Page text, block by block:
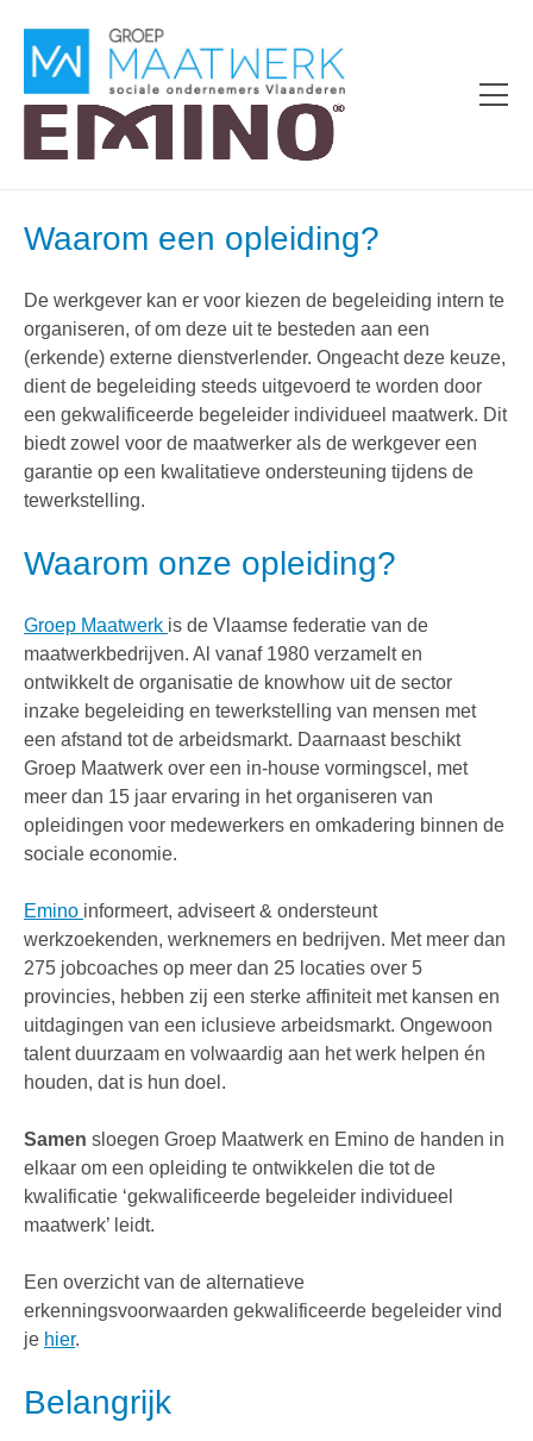
Waarom een opleiding?
De werkgever kan er voor kiezen de begeleiding intern te
organiseren, of om deze uit te besteden aan een
(erkende) externe dienstverlender. Ongeacht deze keuze,
dient de begeleiding steeds uitgevoerd te worden door
een gekwalificeerde begeleider individueel maatwerk. Dit
biedt zowel voor de maatwerker als de werkgever een
garantie op een kwalitatieve ondersteuning tijdens de
tewerkstelling.
Waarom onze opleiding?
Groep Maatwerk is de Vlaamse federatie van de
maatwerkbedrijven. Al vanaf 1980 verzamelt en
ontwikkelt de organisatie de knowhow uit de sector
inzake begeleiding en tewerkstelling van mensen met
een afstand tot de arbeidsmarkt. Daarnaast beschikt
Groep Maatwerk over een in-house vormingscel, met
meer dan 15 jaar ervaring in het organiseren van
opleidingen voor medewerkers en omkadering binnen de
sociale economie.
Emino informeert, adviseert & ondersteunt
werkzoekenden, werknemers en bedrijven. Met meer dan
275 jobcoaches op meer dan 25 locaties over 5
provincies, hebben zij een sterke affiniteit met kansen en
uitdagingen van een iclusieve arbeidsmarkt. Ongewoon
talent duurzaam en volwaardig aan het werk helpen én
houden, dat is hun doel.
Samen sloegen Groep Maatwerk en Emino de handen in
elkaar om een opleiding te ontwikkelen die tot de
kwalificatie ‘gekwalificeerde begeleider individueel
maatwerk’ leidt.
Een overzicht van de alternatieve
erkenningsvoorwaarden gekwalificeerde begeleider vind
je hier.
Belangrijk